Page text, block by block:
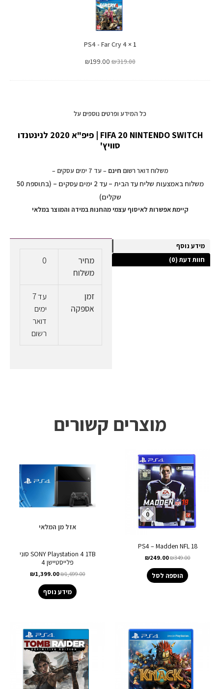
Far
Cry
4
1
×
PS4 - Far Cry 4
₪319.00
₪199.00
כל המידע ופרטים נוספים על
FIFA 20 NINTENDO SWITCH | פיפ"א 2020 לנינטנדו
סוויץ'
משלוח דואר רשום חינם – עד 7 ימים עסקים –
משלוח באמצעות שליח עד הבית – עד 2 ימים עסקים – (בתוספת 50
שקלים)
קיימת אפשרות לאיסוף עצמי מהחנות במידה והמוצר במלאי
מידע נוסף
חוות דעת (0)
מחיר
משלוח
0
זמן
אספקה
עד 7
ימים
דואר
רשום
מוצרים קשורים
PS4 – Madden NFL 18
₪349.00
₪249.00
הוספה לסל
אזל מן המלאי
SONY Playstation 4 1TB סוני
פלייסטיישן 4
₪1,699.00
₪1,399.00
מידע נוסף